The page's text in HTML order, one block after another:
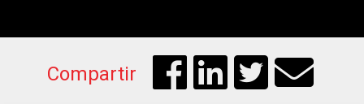
Compartir